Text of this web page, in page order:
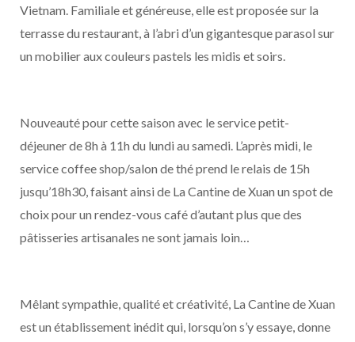
Vietnam. Familiale et généreuse, elle est proposée sur la
terrasse du restaurant, à l’abri d’un gigantesque parasol sur
un mobilier aux couleurs pastels les midis et soirs.
Nouveauté pour cette saison avec le service petit-
déjeuner de 8h à 11h du lundi au samedi. L’après midi, le
service coffee shop/salon de thé prend le relais de 15h
jusqu’18h30, faisant ainsi de La Cantine de Xuan un spot de
choix pour un rendez-vous café d’autant plus que des
pâtisseries artisanales ne sont jamais loin…
Mêlant sympathie, qualité et créativité, La Cantine de Xuan
est un établissement inédit qui, lorsqu’on s’y essaye, donne